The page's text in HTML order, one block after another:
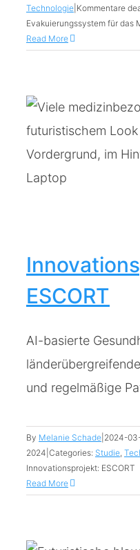
Technologie Kommentare
Evakuierungssystem für das
Read More
ESCORT
AI-basierte
und regelmäßige
By Melanie Schade 2024-
2024 Categories: Studie,
Innovationsprojekt: ESCORT
Read More